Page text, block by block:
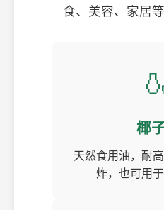
食、美容、家居
椰
天然食用油，耐
炸，也可用